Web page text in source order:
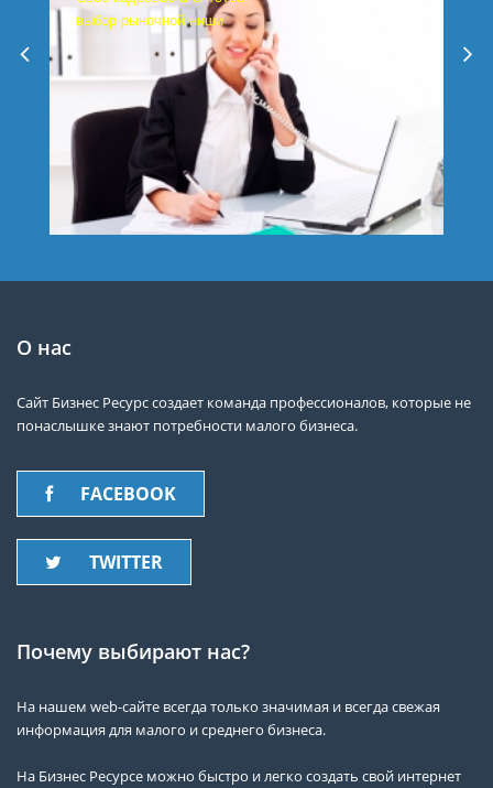
выбор рыночной ниши
О нас
Сайт Бизнес Ресурс создает команда профессионалов, которые не
понаслышке знают потребности малого бизнеса.
FACEBOOK
TWITTER
Почему выбирают нас?
На нашем web-сайте всегда только значимая и всегда свежая
информация для малого и среднего бизнеса.
На Бизнес Ресурсе можно быстро и легко создать свой интернет